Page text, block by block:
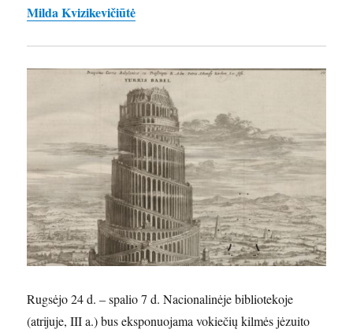
Milda Kvizikevičiūtė
Rugsėjo 24 d. – spalio 7 d. Nacionalinėje bibliotekoje
(atrijuje, III a.) bus eksponuojama vokiečių kilmės jėzuito